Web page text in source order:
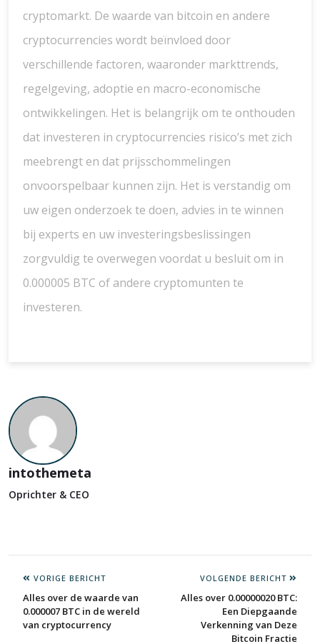
cryptomarkt. De waarde van bitcoin en andere
cryptocurrencies wordt beïnvloed door
verschillende factoren, waaronder markttrends,
regelgeving, adoptie en macro-economische
ontwikkelingen. Het is belangrijk om te onthouden
dat investeren in cryptocurrencies risico’s met zich
meebrengt en dat prijsschommelingen
onvoorspelbaar kunnen zijn. Het is verstandig om
uw eigen onderzoek te doen, advies in te winnen
bij experts en uw investeringsbeslissingen
zorgvuldig te overwegen voordat u besluit om in
0.000005 BTC of andere cryptomunten te
investeren.
intothemeta
Oprichter & CEO
VORIGE BERICHT
Alles over de waarde van
0.000007 BTC in de wereld
van cryptocurrency
VOLGENDE BERICHT
Alles over 0.00000020 BTC:
Een Diepgaande
Verkenning van Deze
Bitcoin Fractie